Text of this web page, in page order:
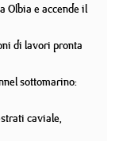
Olbia e accende il
di lavori pronta
sottomarino:
caviale,